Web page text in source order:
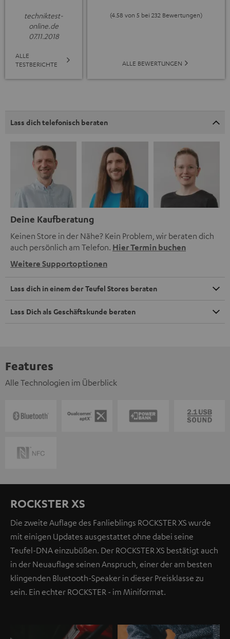
techniktest-
online.de
07.11.2018
ALLE
TESTBERICHTE
(4.58 von 5 bei 232 Bewertungen)
ALLE BEWERTUNGEN
Lass dich telefonisch beraten
Deine Kaufberatung
Keinen Store in der Nähe? Kein Problem, wir beraten dich
auch persönlich am Telefon. Hier Termin buchen
Weitere Supportoptionen
Lass dich in einem der Teufel Stores beraten
Lass Dich als Geschäftskunde beraten
Features
Alle Technologien im Überblick
ROCKSTER XS
Die zweite Auflage des Fanlieblings ROCKSTER XS wurde
mit einigen Updates ausgestattet ohne dabei seine
Teufel-DNA einzubüßen. Der ROCKSTER XS bestätigt auch
in der Neuauflage seinen Anspruch, einer der am besten
klingenden Bluetooth-Speaker in dieser Preisklasse zu
sein. Ein echter ROCKSTER - im Miniformat.